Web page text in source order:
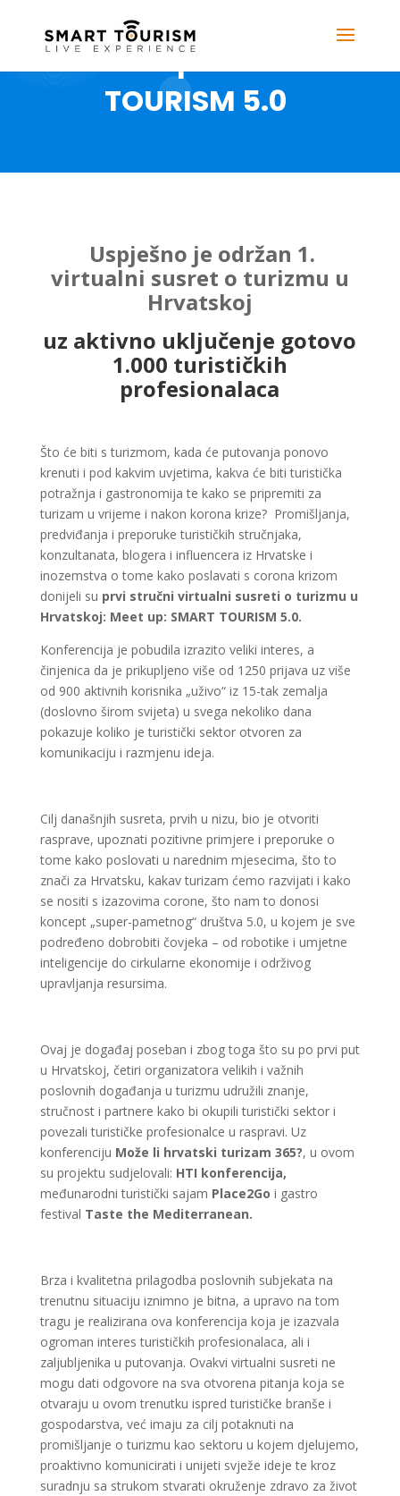
Meet up: SMART
TOURISM 5.0
Uspješno je održan 1.
virtualni susret o turizmu u
Hrvatskoj
uz aktivno uključenje gotovo
1.000 turističkih
profesionalaca
Što će biti s turizmom, kada će putovanja ponovo
krenuti i pod kakvim uvjetima, kakva će biti turistička
potražnja i gastronomija te kako se pripremiti za
turizam u vrijeme i nakon korona krize? Promišljanja,
predviđanja i preporuke turističkih stručnjaka,
konzultanata, blogera i influencera iz Hrvatske i
inozemstva o tome kako poslavati s corona krizom
donijeli su prvi stručni virtualni susreti o turizmu u
Hrvatskoj: Meet up: SMART TOURISM 5.0.
Konferencija je pobudila izrazito veliki interes, a
činjenica da je prikupljeno više od 1250 prijava uz više
od 900 aktivnih korisnika „uživo“ iz 15-tak zemalja
(doslovno širom svijeta) u svega nekoliko dana
pokazuje koliko je turistički sektor otvoren za
komunikaciju i razmjenu ideja.
Cilj današnjih susreta, prvih u nizu, bio je otvoriti
rasprave, upoznati pozitivne primjere i preporuke o
tome kako poslovati u narednim mjesecima, što to
znači za Hrvatsku, kakav turizam ćemo razvijati i kako
se nositi s izazovima corone, što nam to donosi
koncept „super-pametnog“ društva 5.0, u kojem je sve
podređeno dobrobiti čovjeka – od robotike i umjetne
inteligencije do cirkularne ekonomije i održivog
upravljanja resursima.
Ovaj je događaj poseban i zbog toga što su po prvi put
u Hrvatskoj, četiri organizatora velikih i važnih
poslovnih događanja u turizmu udružili znanje,
stručnost i partnere kako bi okupili turistički sektor i
povezali turističke profesionalce u raspravi. Uz
konferenciju Može li hrvatski turizam 365?, u ovom
su projektu sudjelovali: HTI konferencija,
međunarodni turistički sajam Place2Go i gastro
festival Taste the Mediterranean.
Brza i kvalitetna prilagodba poslovnih subjekata na
trenutnu situaciju iznimno je bitna, a upravo na tom
tragu je realizirana ova konferencija koja je izazvala
ogroman interes turističkih profesionalaca, ali i
zaljubljenika u putovanja. Ovakvi virtualni susreti ne
mogu dati odgovore na sva otvorena pitanja koja se
otvaraju u ovom trenutku ispred turističke branše i
gospodarstva, već imaju za cilj potaknuti na
promišljanje o turizmu kao sektoru u kojem djelujemo,
proaktivno komunicirati i unijeti svježe ideje te kroz
suradnju sa strukom stvarati okruženje zdravo za život